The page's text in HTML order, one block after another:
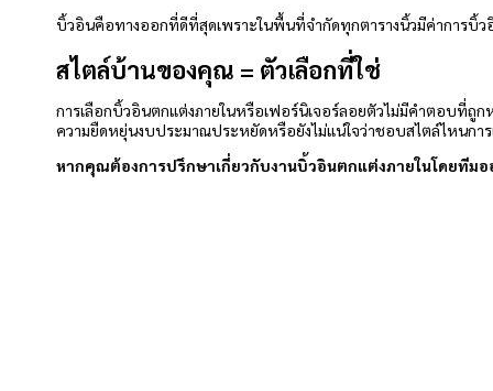
บิ้วอินคือทางออกที่ดีที่สุดเพราะในพื้นที่จำกัดทุกตารางนิ้วมีค่าการบิ้ว
สไตล์บ้านของคุณ = ตัวเลือกที่ใช่
การเลือกบิ้วอินตกแต่งภายในหรือเฟอร์นิเจอร์ลอยตัวไม่มีคำตอบที่
ความยืดหยุ่นงบประมาณประหยัดหรือยังไม่แน่ใจว่าชอบสไตล์ไหนกา
หากคุณต้องการปรึกษาเกี่ยวกับงานบิ้วอินตกแต่งภายในโดยที